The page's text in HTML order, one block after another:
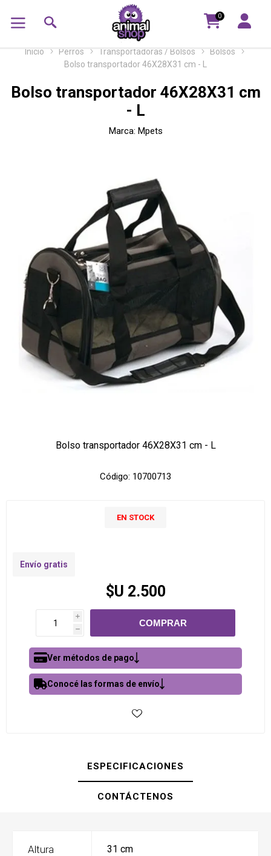
0
Inicio Perros Transportadoras / Bolsos
Bolsos
Bolso transportador 46X28X31 cm - L
Bolso transportador 46X28X31 cm
- L
Marca: Mpets
Bolso transportador 46X28X31 cm - L
Código: 10700713
EN STOCK
Envío gratis
$U 2.500
i
h
Ver métodos de pago
Conocé las formas de envío
ESPECIFICACIONES
CONTÁCTENOS
Altura 31 cm